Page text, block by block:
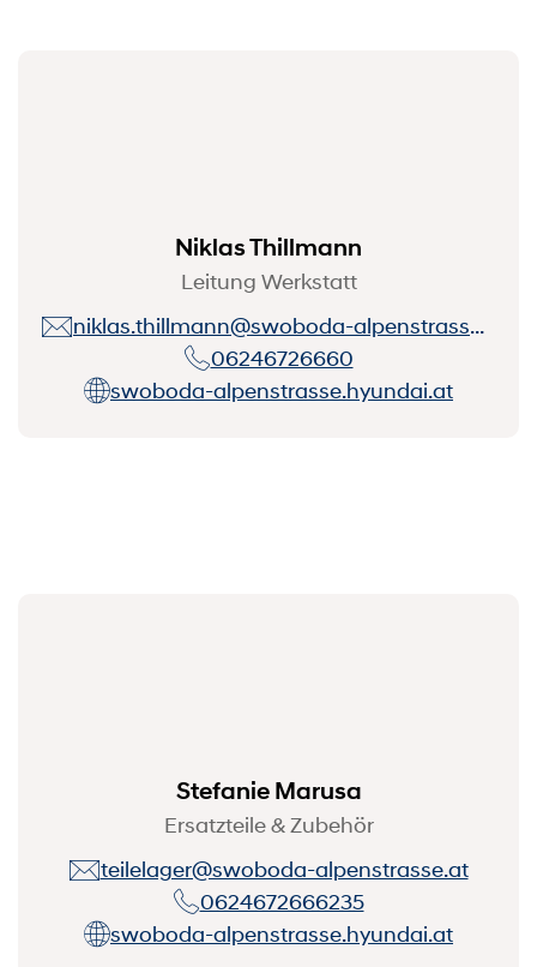
Niklas Thillmann
Leitung Werkstatt
niklas.thillmann@swoboda-alpenstrasse.at
06246726660
swoboda-alpenstrasse.hyundai.at
Stefanie Marusa
Ersatzteile & Zubehör
teilelager@swoboda-alpenstrasse.at
0624672666235
swoboda-alpenstrasse.hyundai.at